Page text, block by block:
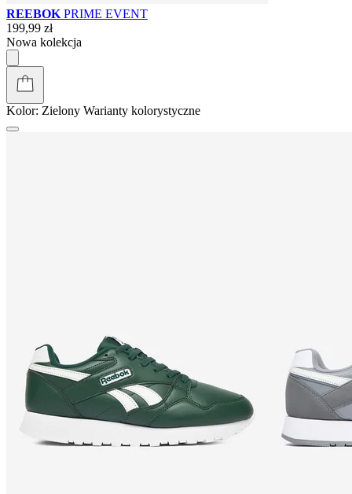
REEBOK PRIME EVENT
199,99 zł
Nowa kolekcja
Kolor: Zielony Warianty kolorystyczne